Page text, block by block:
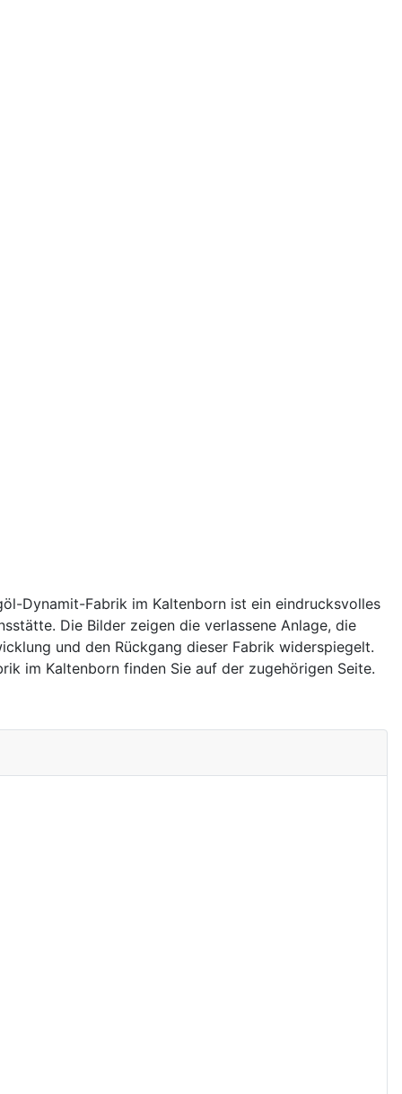
Dynamit-Fabrik im Kaltenborn ist ein eindrucksvolles
Die Bilder zeigen die verlassene Anlage, die
und den Rückgang dieser Fabrik widerspiegelt.
im Kaltenborn finden Sie auf der zugehörigen Seite.